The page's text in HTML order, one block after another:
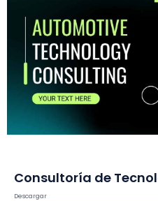
Descargar